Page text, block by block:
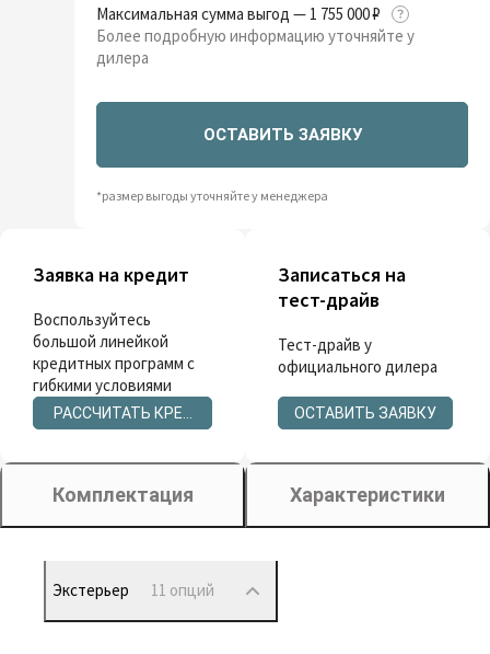
Максимальная сумма выгод — 1 755 000 ₽
Более подробную информацию уточняйте у
дилера
ОСТАВИТЬ ЗАЯВКУ
*размер выгоды уточняйте у менеджера
Заявка на кредит
Воспользуйтесь
большой линейкой
кредитных программ с
гибкими условиями
РАССЧИТАТЬ КРЕДИТ
Записаться на
тест-драйв
Тест-драйв у
официального дилера
ОСТАВИТЬ ЗАЯВКУ
Комплектация Характеристики
Экстерьер 11 опций